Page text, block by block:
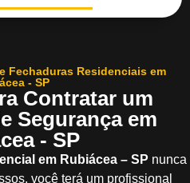
Fechaduras Residenciais em
- SP
Contratar um
Segurança em
- SP
em Rubiácea – SP nunca
você terá um profissional